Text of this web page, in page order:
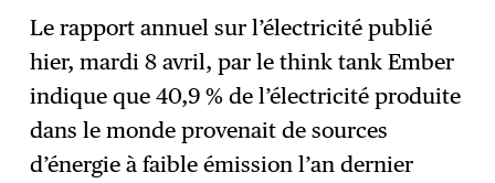
→ S'abonner
Le rapport annuel sur l’électricité publié
hier, mardi 8 avril, par le think tank Ember
indique que 40,9 % de l’électricité produite
dans le monde provenait de sources
d’énergie à faible émission l’an dernier